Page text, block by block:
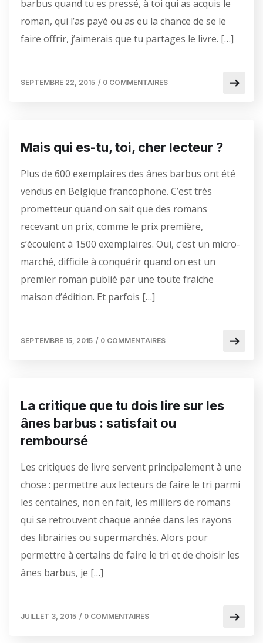
barbus quand tu es pressé, à toi qui as acquis le
roman, qui l’as payé ou as eu la chance de se le
faire offrir, j’aimerais que tu partages le livre. […]
SEPTEMBRE 22, 2015 / 0 COMMENTAIRES
Mais qui es-tu, toi, cher lecteur ?
Plus de 600 exemplaires des ânes barbus ont été
vendus en Belgique francophone. C’est très
prometteur quand on sait que des romans
recevant un prix, comme le prix première,
s’écoulent à 1500 exemplaires. Oui, c’est un micro-
marché, difficile à conquérir quand on est un
premier roman publié par une toute fraiche
maison d’édition. Et parfois […]
SEPTEMBRE 15, 2015 / 0 COMMENTAIRES
La critique que tu dois lire sur les
ânes barbus : satisfait ou
remboursé
Les critiques de livre servent principalement à une
chose : permettre aux lecteurs de faire le tri parmi
les centaines, non en fait, les milliers de romans
qui se retrouvent chaque année dans les rayons
des librairies ou supermarchés. Alors pour
permettre à certains de faire le tri et de choisir les
ânes barbus, je […]
JUILLET 3, 2015 / 0 COMMENTAIRES